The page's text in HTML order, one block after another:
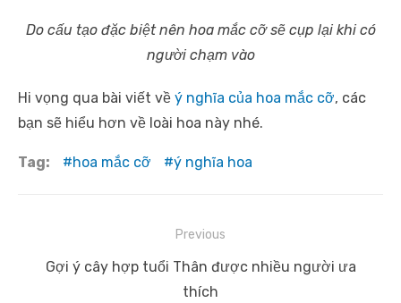
Do cấu tạo đặc biệt nên hoa mắc cỡ sẽ cụp lại khi có
người chạm vào
Hi vọng qua bài viết về ý nghĩa của hoa mắc cỡ, các
bạn sẽ hiểu hơn về loài hoa này nhé.
Tag: hoa mắc cỡ ý nghĩa hoa
hướng
Previous
Previous
Gợi ý cây hợp tuổi Thân được nhiều người ưa
thích